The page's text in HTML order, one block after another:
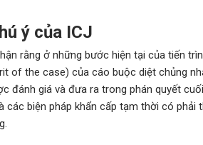
ý của ICJ
rằng ở những bước hiện tại của tiến
of the case) của cáo buộc diệt chủng
đánh giá và đưa ra trong phán quyết
các biện pháp khẩn cấp tạm thời có